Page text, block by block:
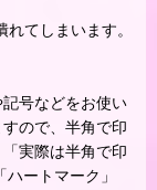
てしまいます。
号などをお使い
ので、半角で印
実際は半角で印
ートマーク」